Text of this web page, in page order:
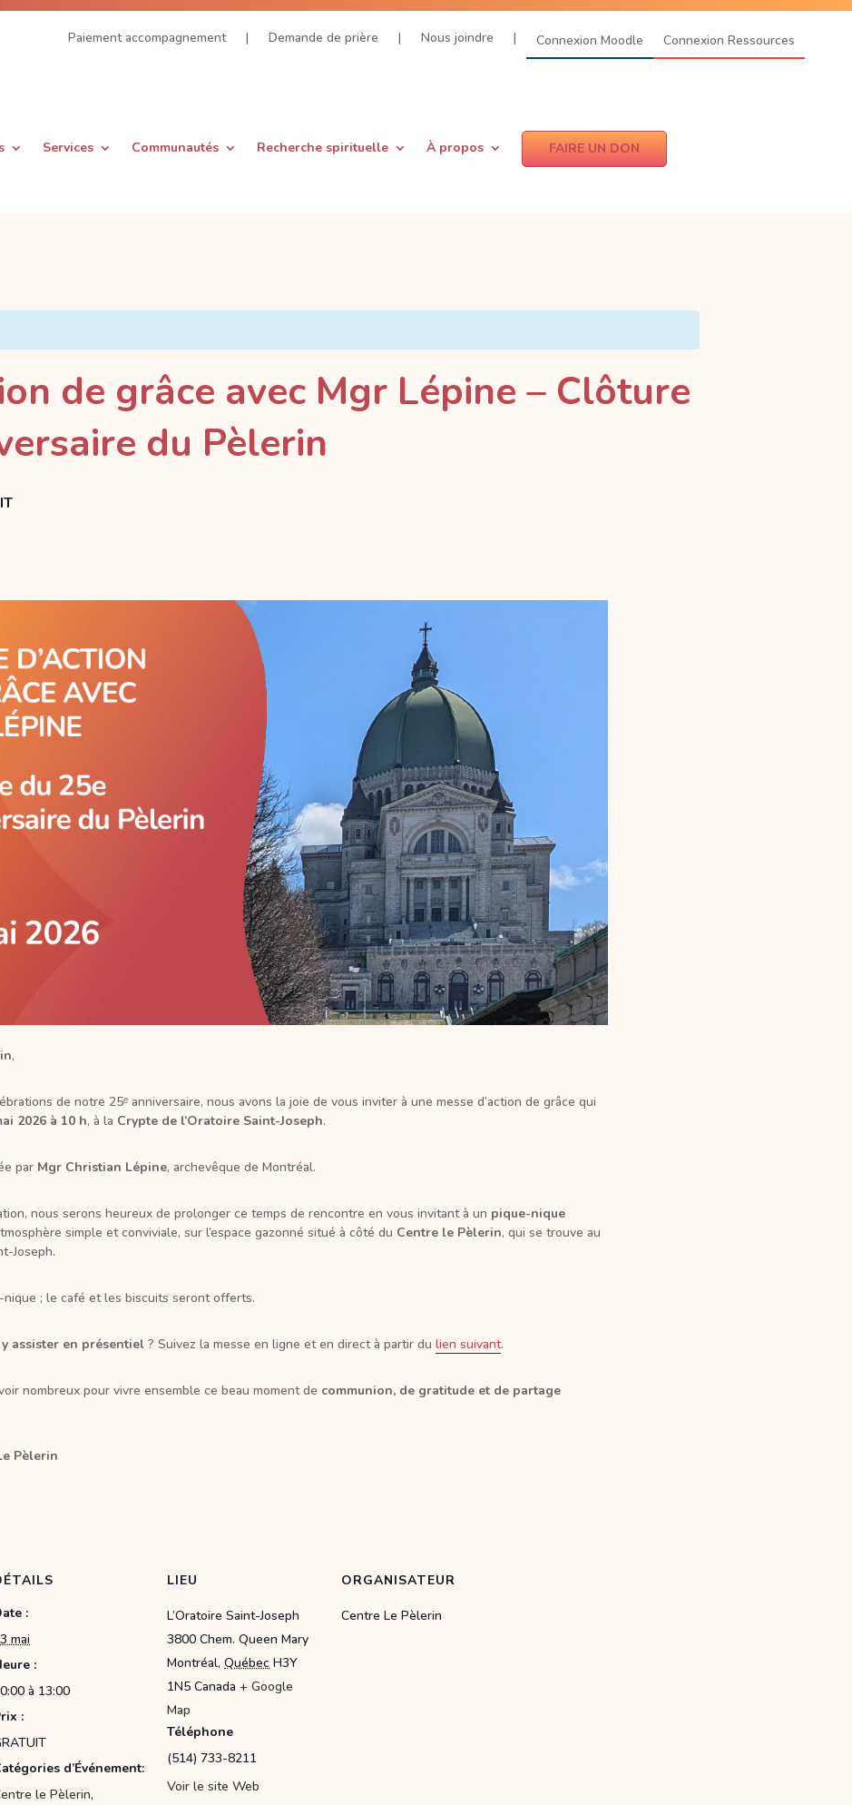
Paiement accompagnement | Demande de prière | Nous joindre | Connexion Moodle Connexion Ressources
Services Communautés Recherche spirituelle À propos FAIRE UN DON
de grâce avec Mgr Lépine – Clôture
du Pèlerin
,
de notre 25ᵉ anniversaire, nous avons la joie de vous inviter à une messe d’action de grâce qui
2026 à 10 h, à la Crypte de l’Oratoire Saint-Joseph.
par Mgr Christian Lépine, archevêque de Montréal.
nous serons heureux de prolonger ce temps de rencontre en vous invitant à un pique-nique
simple et conviviale, sur l’espace gazonné situé à côté du Centre le Pèlerin, qui se trouve au
Joseph.
; le café et les biscuits seront offerts.
assister en présentiel? Suivez la messe en ligne et en direct à partir du lien suivant.
nombreux pour vivre ensemble ce beau moment de communion, de gratitude et de partage
Pèlerin
:
mai
:
à 13:00
:
d’Événement:
le Pèlerin,
LIEU
L’Oratoire Saint-Joseph
3800 Chem. Queen Mary
Montréal, Québec H3Y
1N5 Canada + Google
Map
Téléphone
(514) 733-8211
Voir le site Web
ORGANISATEUR
Centre Le Pèlerin